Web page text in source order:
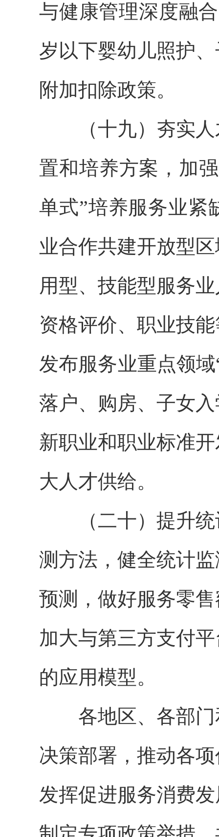
与健康管理深度融
岁以下婴幼儿照护
附加扣除政策。
（十九）夯实人
置和培养方案，加
单式”培养服务业紧
业合作共建开放型
用型、技能型服务
资格评价、职业技
发布服务业重点领
落户、购房、子女
新职业和职业标准
大人才供给。
（二十）提升统
测方法，健全统计
预测，做好服务零
加大与第三方支付
的应用模型。
各地区、各部门
决策部署，推动各
发挥促进服务消费